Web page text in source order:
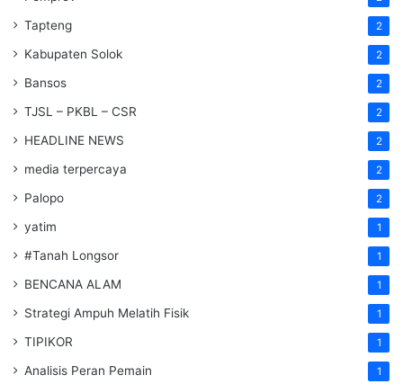
Tapteng 2
Kabupaten Solok 2
Bansos 2
TJSL – PKBL – CSR 2
HEADLINE NEWS 2
media terpercaya 2
Palopo 2
yatim 1
#Tanah Longsor 1
BENCANA ALAM 1
Strategi Ampuh Melatih Fisik 1
TIPIKOR 1
Analisis Peran Pemain 1